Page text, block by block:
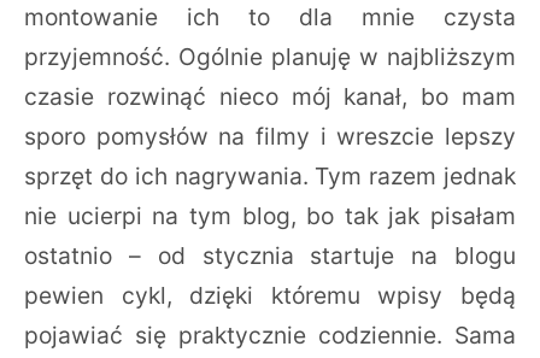
montowanie ich to dla mnie czysta
przyjemność. Ogólnie planuję w najbliższym
czasie rozwinąć nieco mój kanał, bo mam
sporo pomysłów na filmy i wreszcie lepszy
sprzęt do ich nagrywania. Tym razem jednak
nie ucierpi na tym blog, bo tak jak pisałam
ostatnio – od stycznia startuje na blogu
pewien cykl, dzięki któremu wpisy będą
pojawiać się praktycznie codziennie. Sama